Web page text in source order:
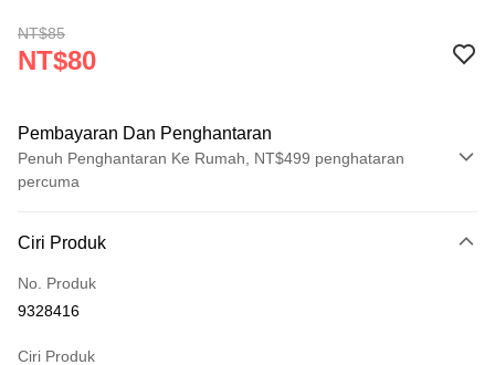
NT$85
NT$80
Pembayaran Dan Penghantaran
Penuh Penghantaran Ke Rumah, NT$499 penghataran
percuma
Kad Kredit (Bayaran Penuh)
Pengambilan di Kedai Serbaneka
Ciri Produk
No. Produk
9328416
Ciri Produk